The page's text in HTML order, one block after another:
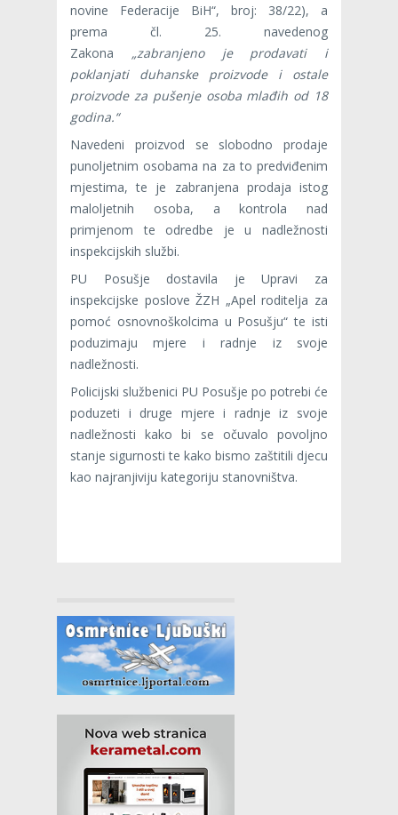
novine Federacije BiH“, broj: 38/22), a
prema čl. 25. navedenog
Zakona „zabranjeno je prodavati i
poklanjati duhanske proizvode i ostale
proizvode za pušenje osoba mlađih od 18
godina.“
Navedeni proizvod se slobodno prodaje
punoljetnim osobama na za to predviđenim
mjestima, te je zabranjena prodaja istog
maloljetnih osoba, a kontrola nad
primjenom te odredbe je u nadležnosti
inspekcijskih službi.
PU Posušje dostavila je Upravi za
inspekcijske poslove ŽZH „Apel roditelja za
pomoć osnovnoškolcima u Posušju“ te isti
poduzimaju mjere i radnje iz svoje
nadležnosti.
Policijski službenici PU Posušje po potrebi će
poduzeti i druge mjere i radnje iz svoje
nadležnosti kako bi se očuvalo povoljno
stanje sigurnosti te kako bismo zaštitili djecu
kao najranjiviju kategoriju stanovništva.